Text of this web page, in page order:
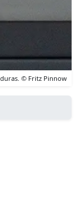
© Fritz Pinnow